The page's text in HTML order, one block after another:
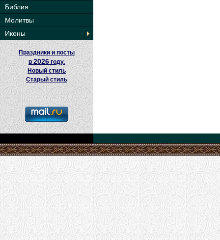
Библия
Молитвы
Иконы
Праздники и посты
в2026 году.
Новый стиль
Старый стиль